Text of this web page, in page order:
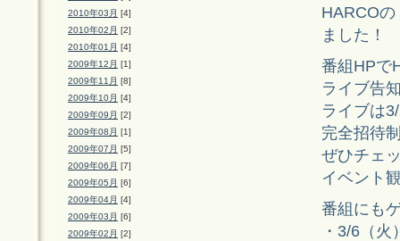
2010年03月 [4]
2010年02月 [2]
2010年01月 [4]
2009年12月 [1]
2009年11月 [8]
2009年10月 [4]
2009年09月 [2]
2009年08月 [1]
2009年07月 [5]
2009年06月 [7]
2009年05月 [6]
2009年04月 [4]
2009年03月 [6]
2009年02月 [2]
HARCO
ました！
番組HPで
ライブ告
ライブは
完全招待
ぜひチェ
イベント
番組にも
・3/6（